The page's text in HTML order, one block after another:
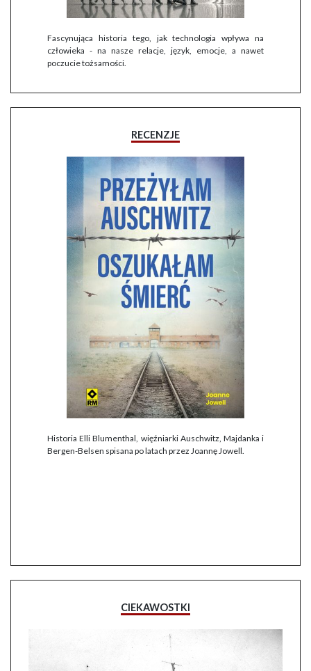
Fascynująca historia tego, jak technologia wpływa na
człowieka - na nasze relacje, język, emocje, a nawet
poczucie tożsamości.
RECENZJE
Historia Elli Blumenthal, więźniarki Auschwitz, Majdanka i
Bergen-Belsen spisana po latach przez Joannę Jowell.
CIEKAWOSTKI